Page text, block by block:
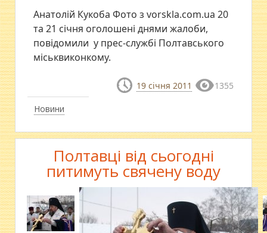
Новини
Анатолій Кукоба Фото з vorskla.com.ua 20
та 21 січня оголошені днями жалоби,
повідомили у прес-службі Полтавського
міськвиконкому.
19 січня 2011 1355
Полтавці від сьогодні
питимуть свячену воду